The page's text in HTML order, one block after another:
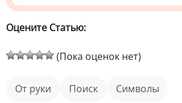
Оцените Статью:
(Пока оценок нет)
от руки поиск символы